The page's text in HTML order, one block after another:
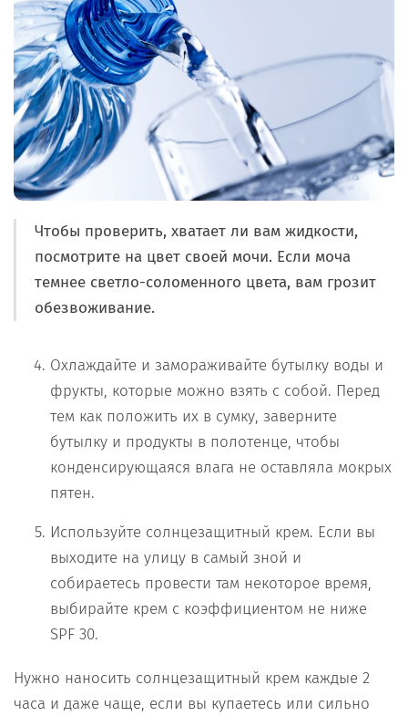
Чтобы проверить, хватает ли вам жидкости,
посмотрите на цвет своей мочи. Если моча
темнее светло-соломенного цвета, вам грозит
обезвоживание.
Охлаждайте и замораживайте бутылку воды и
фрукты, которые можно взять с собой. Перед
тем как положить их в сумку, заверните
бутылку и продукты в полотенце, чтобы
конденсирующаяся влага не оставляла мокрых
пятен.
Используйте солнцезащитный крем. Если вы
выходите на улицу в самый зной и
собираетесь провести там некоторое время,
выбирайте крем с коэффициентом не ниже
SPF 30.
Нужно наносить солнцезащитный крем каждые 2
часа и даже чаще, если вы купаетесь или сильно